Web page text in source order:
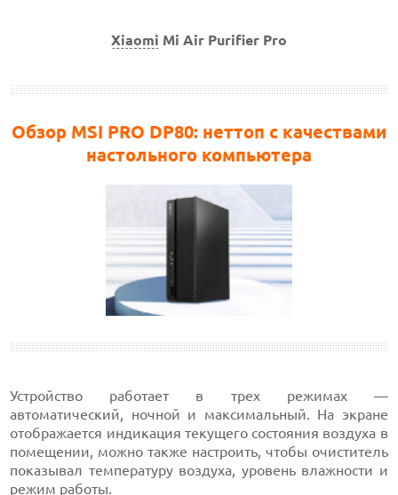
Xiaomi Mi Air Purifier Pro
Обзор MSI PRO DP80: неттоп с качествами
настольного компьютера
Устройство работает в трех режимах —
автоматический, ночной и максимальный. На экране
отображается индикация текущего состояния воздуха в
помещении, можно также настроить, чтобы очиститель
показывал температуру воздуха, уровень влажности и
режим работы.